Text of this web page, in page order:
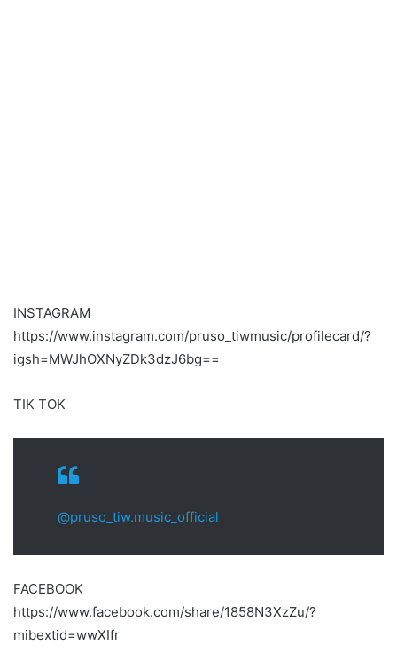
INSTAGRAM
https://www.instagram.com/pruso_tiwmusic/profilecard/?
igsh=MWJhOXNyZDk3dzJ6bg==
TIK TOK
@pruso_tiw.music_official
FACEBOOK
https://www.facebook.com/share/1858N3XzZu/?
mibextid=wwXIfr